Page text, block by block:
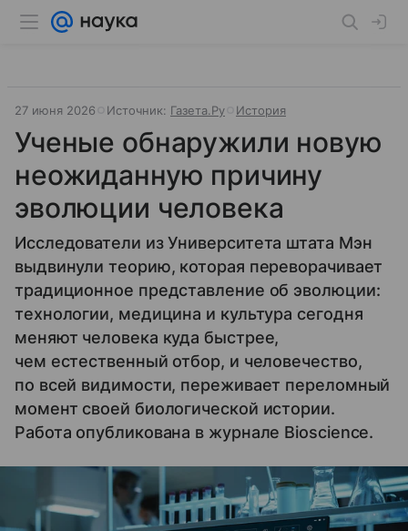
27 июня 2026 Источник: Газета.Ру История
Ученые обнаружили новую
неожиданную причину
эволюции человека
Исследователи из Университета штата Мэн
выдвинули теорию, которая переворачивает
традиционное представление об эволюции:
технологии, медицина и культура сегодня
меняют человека куда быстрее,
чем естественный отбор, и человечество,
по всей видимости, переживает переломный
момент своей биологической истории.
Работа опубликована в журнале Bioscience.